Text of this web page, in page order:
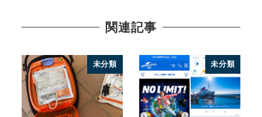
関連記事
未分類 未分類